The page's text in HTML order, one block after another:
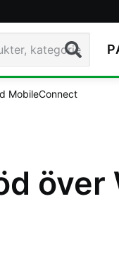
Sök
MobileConnect
över